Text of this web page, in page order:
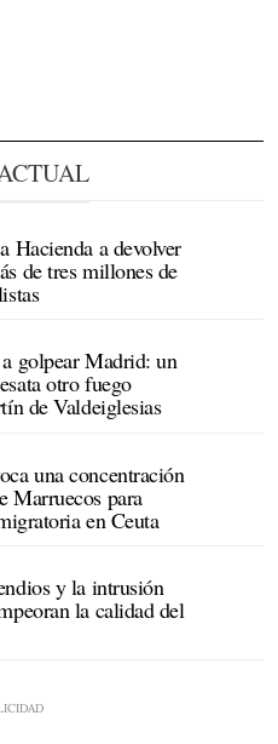
Hacienda a devolver
de tres millones de
golpear Madrid: un
otro fuego
de Valdeiglesias
una concentración
Marruecos para
en Ceuta
y la intrusión
la calidad del